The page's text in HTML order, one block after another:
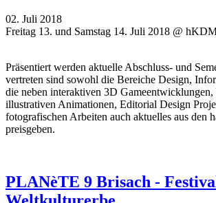
02. Juli 2018
Freitag 13. und Samstag 14. Juli 2018 @
Präsentiert werden aktuelle Abschluss- und
vertreten sind sowohl die Bereiche Design,
die neben interaktiven 3D
illustrativen Animationen, Editorial Design
fotografischen Arbeiten auch aktuelles aus den
preisgeben.
PLANèTE 9 Brisach -